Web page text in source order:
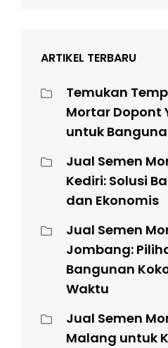
ARTIKEL TERBARU
Temukan
Mortar Dopont
untuk
Jual Semen
Kediri: Solusi
dan Ekonomis
Jual Semen
Jombang:
Bangunan
Waktu
Jual Semen
Malang untuk